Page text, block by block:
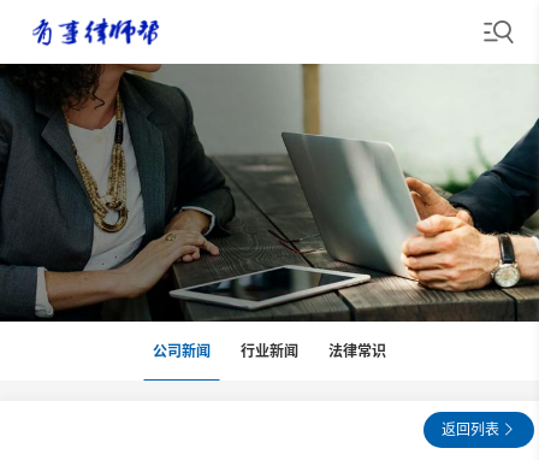
公司新闻 行业新闻 法律常识
返回列表